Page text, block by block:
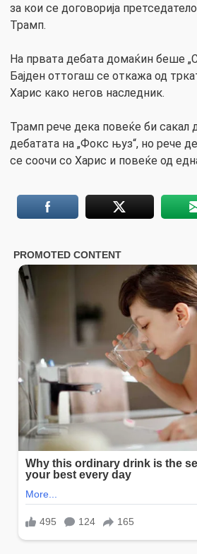
за кои се договорија
Трамп.
На првата дебата домаќин беше
Бајден оттогаш се откажа од
Харис како негов наследник.
Трамп рече дека повеќе би сакал
дебатата на „Фокс њуз“, но рече
се соочи со Харис и повеќе од